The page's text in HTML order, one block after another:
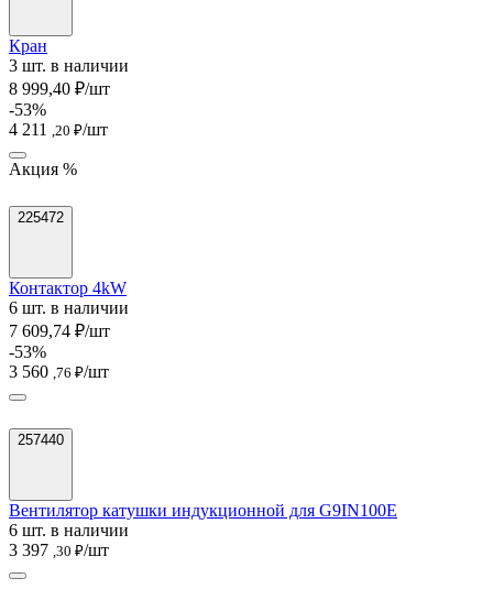
Кран
3 шт. в наличии
8 999,40 ₽/шт
-53%
4 211
,20 ₽/шт
Акция %
225472
Контактор 4kW
6 шт. в наличии
7 609,74 ₽/шт
-53%
3 560 ,76 ₽/шт
257440
Вентилятор катушки индукционной для G9IN100E
6 шт. в наличии
3 397 ,30 ₽/шт